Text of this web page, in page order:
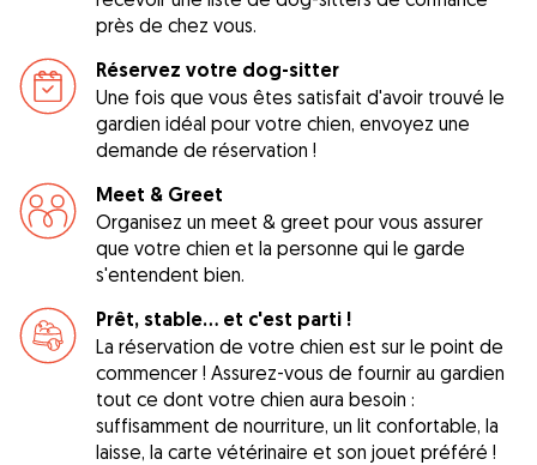
près de chez vous.
Réservez votre dog-sitter
Une fois que vous êtes satisfait d'avoir trouvé le
gardien idéal pour votre chien, envoyez une
demande de réservation !
Meet & Greet
Organisez un meet & greet pour vous assurer
que votre chien et la personne qui le garde
s'entendent bien.
Prêt, stable... et c'est parti !
La réservation de votre chien est sur le point de
commencer ! Assurez-vous de fournir au gardien
tout ce dont votre chien aura besoin :
suffisamment de nourriture, un lit confortable, la
laisse, la carte vétérinaire et son jouet préféré !